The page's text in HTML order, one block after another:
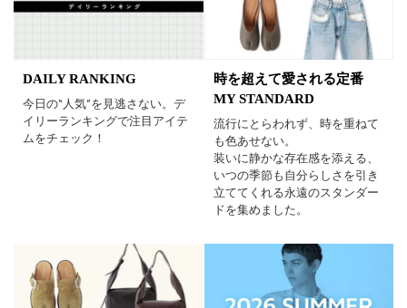
DAILY RANKING
今日の“人気”を見逃さない。デ
イリーランキングで注目アイテ
ムをチェック！
時を超えて愛される定番
MY STANDARD
流行にとらわれず、時を重ねて
も色あせない。
装いに静かな存在感を添える、
いつの季節も自分らしさを引き
立ててくれる永遠のスタンダー
ドを集めました。